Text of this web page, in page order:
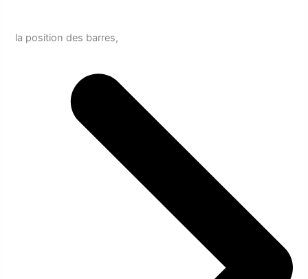
la position des barres,